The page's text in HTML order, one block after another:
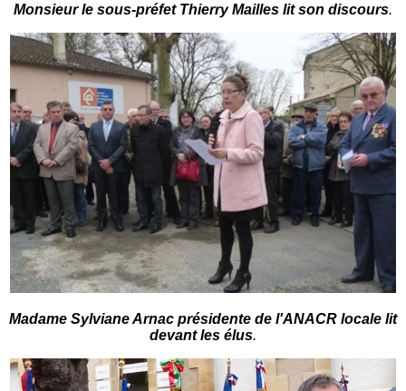
Monsieur le sous-préfet Thierry Mailles lit son discours.
Madame Sylviane Arnac présidente de l'ANACR locale lit
devant les élus.